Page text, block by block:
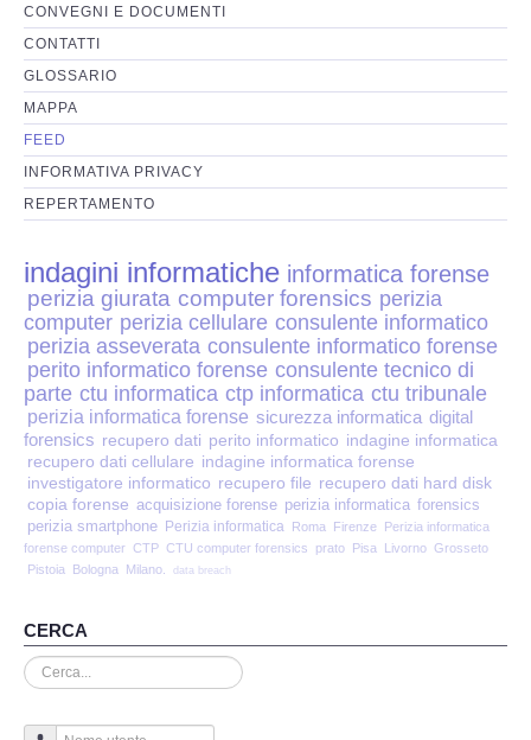
Perizia Web Reputation
Perizia Host e Mainframe
Perizia Contratti ICT
Perizia Disp. Elettronici
Perizia Stalking
Perizia Cyber Bullismo
Incarichi CTU e CTP
Perizia Centralini PBX e VOIP
Perizia Estimo
Perizia Documento informatico
Perizia Cloud
Perizia E-mail
CONVEGNI E DOCUMENTI
CONTATTI
GLOSSARIO
MAPPA
FEED
INFORMATIVA PRIVACY
REPERTAMENTO
indagini informatiche informatica forense
perizia giurata computer forensics perizia
computer perizia cellulare consulente informatico
perizia asseverata consulente informatico forense
perito informatico forense consulente tecnico di
parte ctu informatica ctp informatica ctu tribunale
perizia informatica forense sicurezza informatica digital
forensics recupero dati perito informatico indagine informatica
recupero dati cellulare indagine informatica forense
investigatore informatico recupero file recupero dati hard disk
copia forense acquisizione forense perizia informatica forensics
perizia smartphone Perizia informatica Roma Firenze Perizia informatica
forense computer CTP CTU computer forensics prato Pisa Livorno Grosseto
Pistoia
Bologna Milano. data breach
CERCA
Cerca...